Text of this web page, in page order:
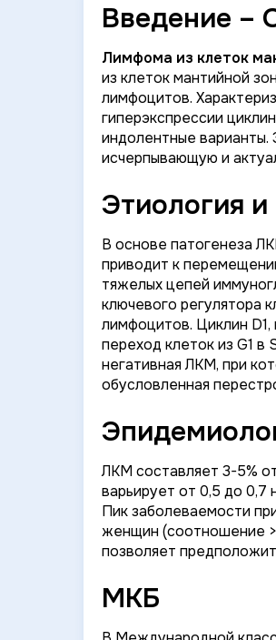
Введение –
Лимфома из клеток
из клеток мантийной
лимфоцитов.
гиперэкспрессии
индолентные варианты.
исчерпывающую и
Этиология и
В основе патогенеза
приводит к
тяжелых цепей
ключевого регулятора
лимфоцитов. Циклин D1,
переход клеток из G1 в
негативная ЛКМ, при
обусловленная
ЛКМ составляет 3-5%
варьирует от 0,5 до 0,7
Пик заболеваемости
женщин (соотношение
позволяет
МКБ